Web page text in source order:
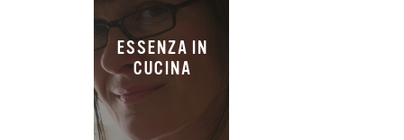
ESSENZA IN
CUCINA